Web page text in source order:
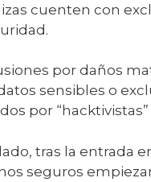
cuenten con
por daños
sensibles o
por
tras la entrada
seguros